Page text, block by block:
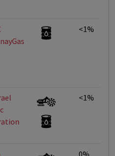
<1%
<1%
0%